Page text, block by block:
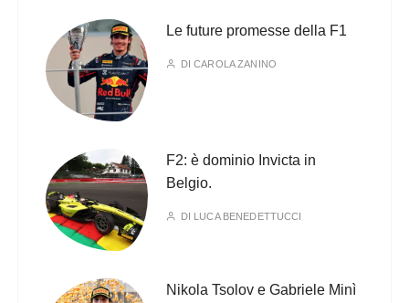
Le future promesse della F1
DICAROLA ZANINO
F2: è dominio Invicta in
Belgio.
DI LUCA BENEDETTUCCI
Nikola Tsolov e Gabriele Minì